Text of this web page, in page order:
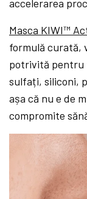
accelerarea
Masca KIWI™
formulă curată,
potrivită pentru
sulfați, siliconi,
așa că nu e de
compromite